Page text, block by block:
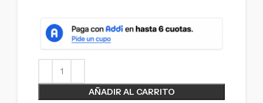
AÑADIR AL CARRITO